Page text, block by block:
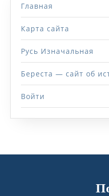
Главная
Карта сайта
Русь Изначальная
Береста — сайт об
Войти